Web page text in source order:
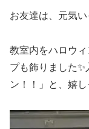
お友達は、元気
教室内をハロウ
プも飾りました
ン！！」と、嬉